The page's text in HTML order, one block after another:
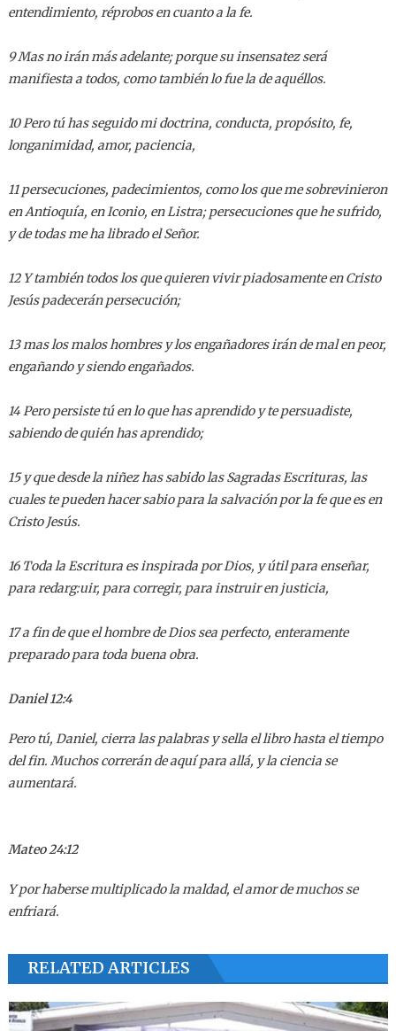
entendimiento, réprobos en cuanto a la fe.
9 Mas no irán más adelante; porque su insensatez será
manifiesta a todos, como también lo fue la de aquéllos.
10 Pero tú has seguido mi doctrina, conducta, propósito, fe,
longanimidad, amor, paciencia,
11 persecuciones, padecimientos, como los que me sobrevinieron
en Antioquía, en Iconio, en Listra; persecuciones que he sufrido,
y de todas me ha librado el Señor.
12 Y también todos los que quieren vivir piadosamente en Cristo
Jesús padecerán persecución;
13 mas los malos hombres y los engañadores irán de mal en peor,
engañando y siendo engañados.
14 Pero persiste tú en lo que has aprendido y te persuadiste,
sabiendo de quién has aprendido;
15 y que desde la niñez has sabido las Sagradas Escrituras, las
cuales te pueden hacer sabio para la salvación por la fe que es en
Cristo Jesús.
16 Toda la Escritura es inspirada por Dios, y útil para enseñar,
para redarg:uir, para corregir, para instruir en justicia,
17 a fin de que el hombre de Dios sea perfecto, enteramente
preparado para toda buena obra.
Daniel 12:4
Pero tú, Daniel, cierra las palabras y sella el libro hasta el tiempo
del fin. Muchos correrán de aquí para allá, y la ciencia se
aumentará.
Mateo 24:12
Y por haberse multiplicado la maldad, el amor de muchos se
enfriará.
RELATED ARTICLES